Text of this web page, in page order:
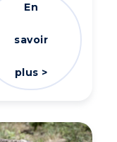
En
savoir
plus >